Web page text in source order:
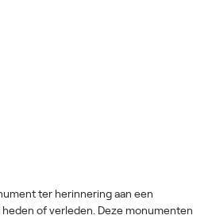
ter herinnering aan een
of verleden. Deze monumenten